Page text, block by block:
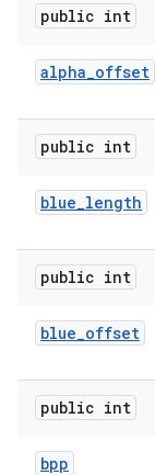
public int
alpha_offset
public int
blue_length
public int
blue_offset
public int
bpp